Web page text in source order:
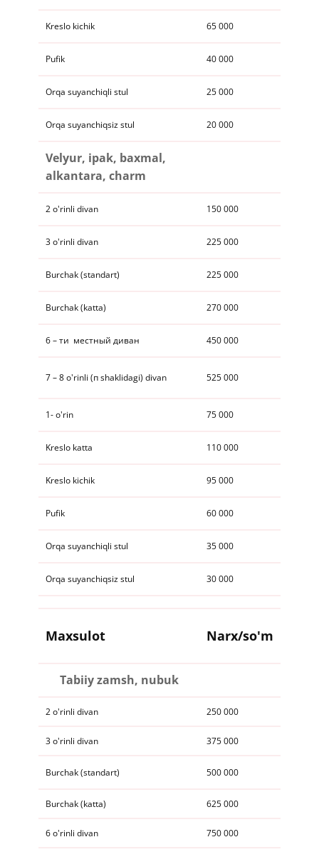
​Maxsulot ​Narx/so'm
Tabiiy zamsh, nubuk
​​2 o'rinli divan 250 000
​​3 o'rinli divan 375 000
​​Burchak (standart) 500 000
​​Burchak (katta) 625 000
​​6 o'rinli divan 750 000
​​Kreslo kichik 65 000​
​Pufik ​40 000
​​Orqa suyanchiqli stul ​25 000
​​​Orqa suyanchiqsiz stul 20 000​
​​​Velyur, ipak, baxmal,
alkantara, charm
​​2 o'rinli divan 150 000
​​3 o'rinli divan ​225 000
​​Burchak (standart) 225 000
​​Burchak (katta) ​270 000
​​6 – ти местный диван 450 000
​​​7 – 8 o'rinli (п shaklidagi) divan 525 000
1- o'rin 75 000​
​​​Kreslo katta 110 000
​​​Kreslo kichik 95 000​
Pufik 60 000
​​​Orqa suyanchiqli stul 35 000
​​​Orqa suyanchiqsiz stul ​30 000